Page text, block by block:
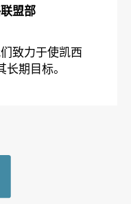
盟部
致力于使凯西
期目标。